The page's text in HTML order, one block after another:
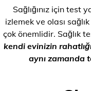
Sağlığınız için test
izlemek ve olası
çok önemlidir. Sağlık
kendi evinizin
aynı zamanda